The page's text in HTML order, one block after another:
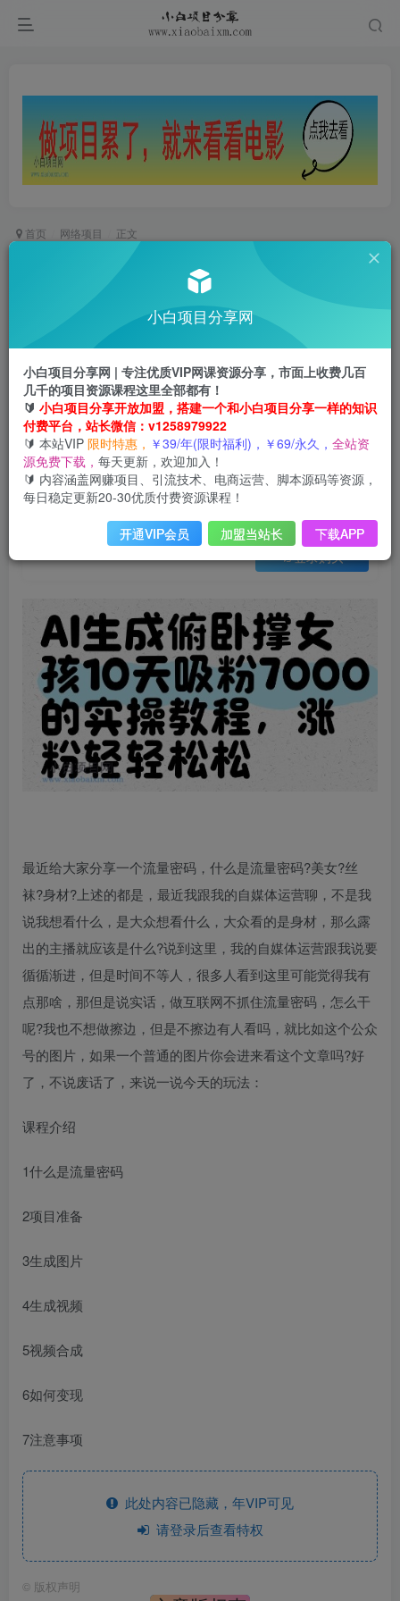
首页 网络项目 正文
AI生成俯卧撑女孩，10天吸粉7000的实操教程，
1年前更新
关注
0 731 40
此内容为会员免费，请付费后查看
云币3 限时特惠
云币 99
年VIP免费 终身VIP会员免费
登录购买
会员免费 已售 31
最近给大家分享一个流量密码，什么是流量密码?美女?丝
袜?身材?上述的都是，最近我跟我的自媒体运营聊，不是我
说我想看什么，是大众想看什么，大众看的是身材，那么露
出的主播就应该是什么?说到这里，我的自媒体运营跟我说要
循循渐进，但是时间不等人，很多人看到这里可能觉得我有
点那啥，那但是说实话，做互联网不抓住流量密码，怎么干
呢?我也不想做擦边，但是不擦边有人看吗，就比如这个公众
号的图片，如果一个普通的图片你会进来看这个文章吗?好
了，不说废话了，来说一说今天的玩法：
课程介绍
1什么是流量密码
2项目准备
3生成图片
4生成视频
5视频合成
6如何变现
7注意事项
此处内容已隐藏，年VIP可见
请登录后查看特权
© 版权声明
小白项目分享网
小白项目分享网 | 专注优质VIP网课资源分享，市面上收费几百
几千的项目资源课程这里全部都有！
🔰 小白项目分享开放加盟，搭建一个和小白项目分享一样的知识
付费平台，站长微信：v1258979922
🔰 本站VIP 限时特惠， ￥39/年(限时福利)，￥69/永久， 全站资
源免费下载， 每天更新，欢迎加入！
🔰 内容涵盖网赚项目、引流技术、电商运营、脚本源码等资源，
每日稳定更新20-30优质付费资源课程！
开通VIP会员 加盟当站长 下载APP